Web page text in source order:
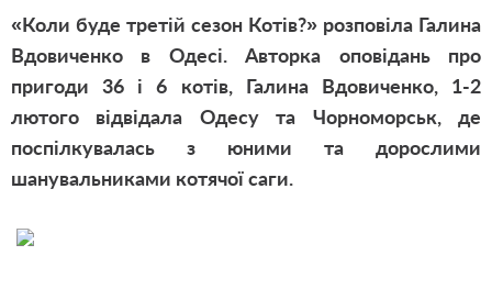
«Коли буде третій сезон Котів?» розповіла Галина
Вдовиченко в Одесі. Авторка оповідань про
пригоди 36 і 6 котів, Галина Вдовиченко, 1-2
лютого відвідала Одесу та Чорноморськ, де
поспілкувалась з юними та дорослими
шанувальниками котячої саги.